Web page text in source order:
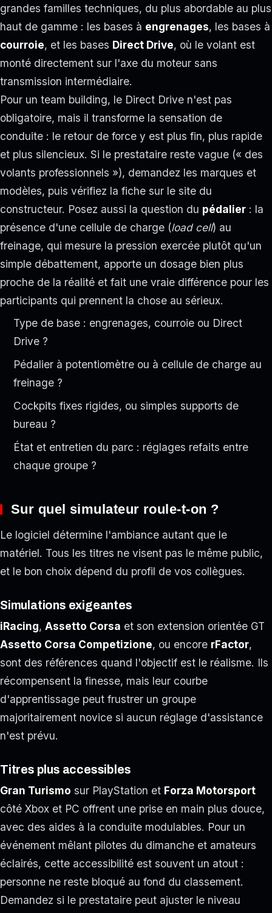
grandes familles techniques, du plus abordable au plus
haut de gamme : les bases à engrenages, les bases à
courroie, et les bases Direct Drive, où le volant est
monté directement sur l'axe du moteur sans
transmission intermédiaire.
Pour un team building, le Direct Drive n'est pas
obligatoire, mais il transforme la sensation de
conduite : le retour de force y est plus fin, plus rapide
et plus silencieux. Si le prestataire reste vague (« des
volants professionnels »), demandez les marques et
modèles, puis vérifiez la fiche sur le site du
constructeur. Posez aussi la question du pédalier : la
présence d'une cellule de charge (load cell) au
freinage, qui mesure la pression exercée plutôt qu'un
simple débattement, apporte un dosage bien plus
proche de la réalité et fait une vraie différence pour les
participants qui prennent la chose au sérieux.
Type de base : engrenages, courroie ou Direct
Drive ?
Pédalier à potentiomètre ou à cellule de charge au
freinage ?
Cockpits fixes rigides, ou simples supports de
bureau ?
État et entretien du parc : réglages refaits entre
chaque groupe ?
Sur quel simulateur roule-t-on ?
Le logiciel détermine l'ambiance autant que le
matériel. Tous les titres ne visent pas le même public,
et le bon choix dépend du profil de vos collègues.
Simulations exigeantes
iRacing, Assetto Corsa et son extension orientée GT
Assetto Corsa Competizione, ou encore rFactor,
sont des références quand l'objectif est le réalisme. Ils
récompensent la finesse, mais leur courbe
d'apprentissage peut frustrer un groupe
majoritairement novice si aucun réglage d'assistance
n'est prévu.
Titres plus accessibles
Gran Turismo sur PlayStation et Forza Motorsport
côté Xbox et PC offrent une prise en main plus douce,
avec des aides à la conduite modulables. Pour un
événement mêlant pilotes du dimanche et amateurs
éclairés, cette accessibilité est souvent un atout :
personne ne reste bloqué au fond du classement.
Demandez si le prestataire peut ajuster le niveau